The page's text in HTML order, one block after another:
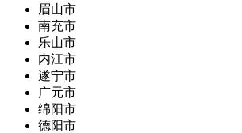
眉山市
南充市
乐山市
内江市
遂宁市
广元市
绵阳市
德阳市